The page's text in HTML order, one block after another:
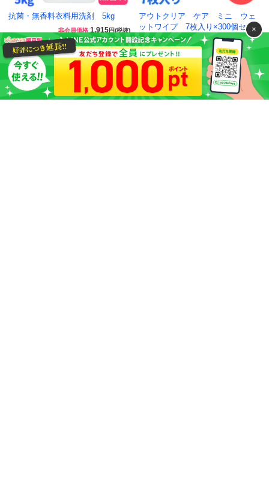
×
抗菌・無香料衣料用洗剤 5kg
非会員価格 1,915円(税抜)
(税込2,106円)
お気に入り追加
アウトクリア ケア ミニ ウェ
ットワイプ 7枚入り×300個セ…
非会員価格44,450円(税抜)
(税込48,895円)
お気に入り追加